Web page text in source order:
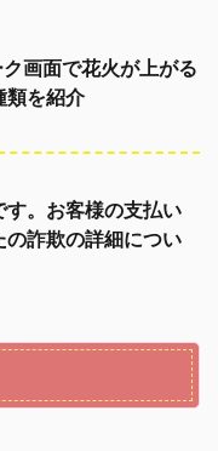
画面で花火が上がる
類を紹介
す。お客様の支払い
詐欺の詳細につい